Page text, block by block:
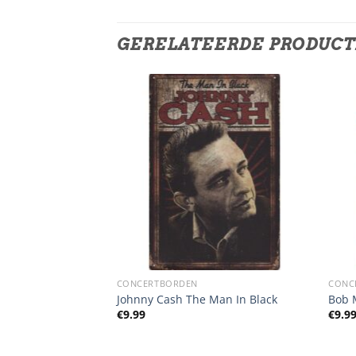
GERELATEERDE
CONCERTBORDEN
Johnny Cash The Man In Black
€9.99
Bob
€